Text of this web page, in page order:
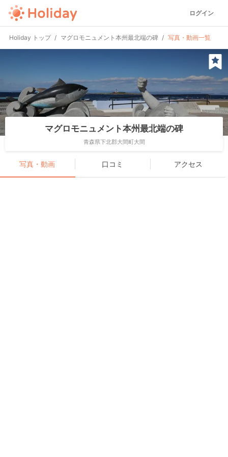
ログイン
Holiday トップ マグロモニュメント本州最北端の碑 写真・動画一覧
マグロモニュメント本州最北端の碑
青森県下北郡大間町大間
写真・動画 口コミ アクセス